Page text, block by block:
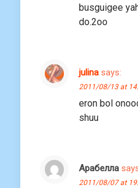
busguigee
do.2oo
julina says:
2011/08/13 at
eron bol
shuu
Арабелла
2011/08/07 at